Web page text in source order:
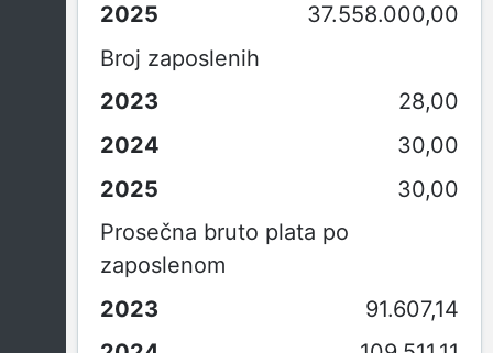
37.558.000,00
Broj zaposlenih
28,00
30,00
30,00
Prosečna bruto plata po
zaposlenom
91.607,14